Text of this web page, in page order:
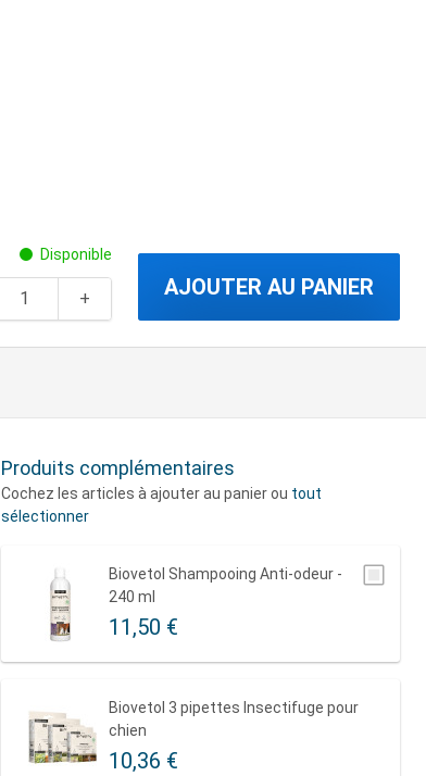
Disponible
AJOUTER AU PANIER
Produits complémentaires
Cochez les articles à ajouter au panier ou tout
sélectionner
Biovetol Shampooing Anti-odeur -
240 ml
11,50 €
Biovetol 3 pipettes Insectifuge pour
chien
10,36 €